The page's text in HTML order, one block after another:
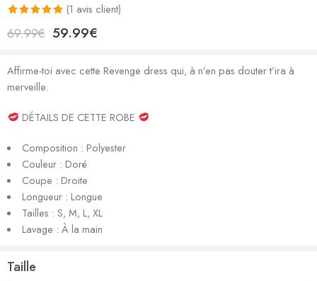
Noté5.00
1
client
(1 avis client)
69.99€ 59.99€
Affirme-toi avec cette Revenge dress qui, à n’en pas douter t’ira à
merveille.
DÉTAILS DE CETTE ROBE
Composition : Polyester
Couleur : Doré
Coupe : Droite
Longueur : Longue
Tailles : S, M, L, XL
Lavage : À la main
Taille